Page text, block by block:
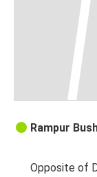
Rampur
Opposite of